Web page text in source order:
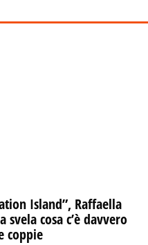
Island”, Raffaella
svela cosa c’è davvero
coppie